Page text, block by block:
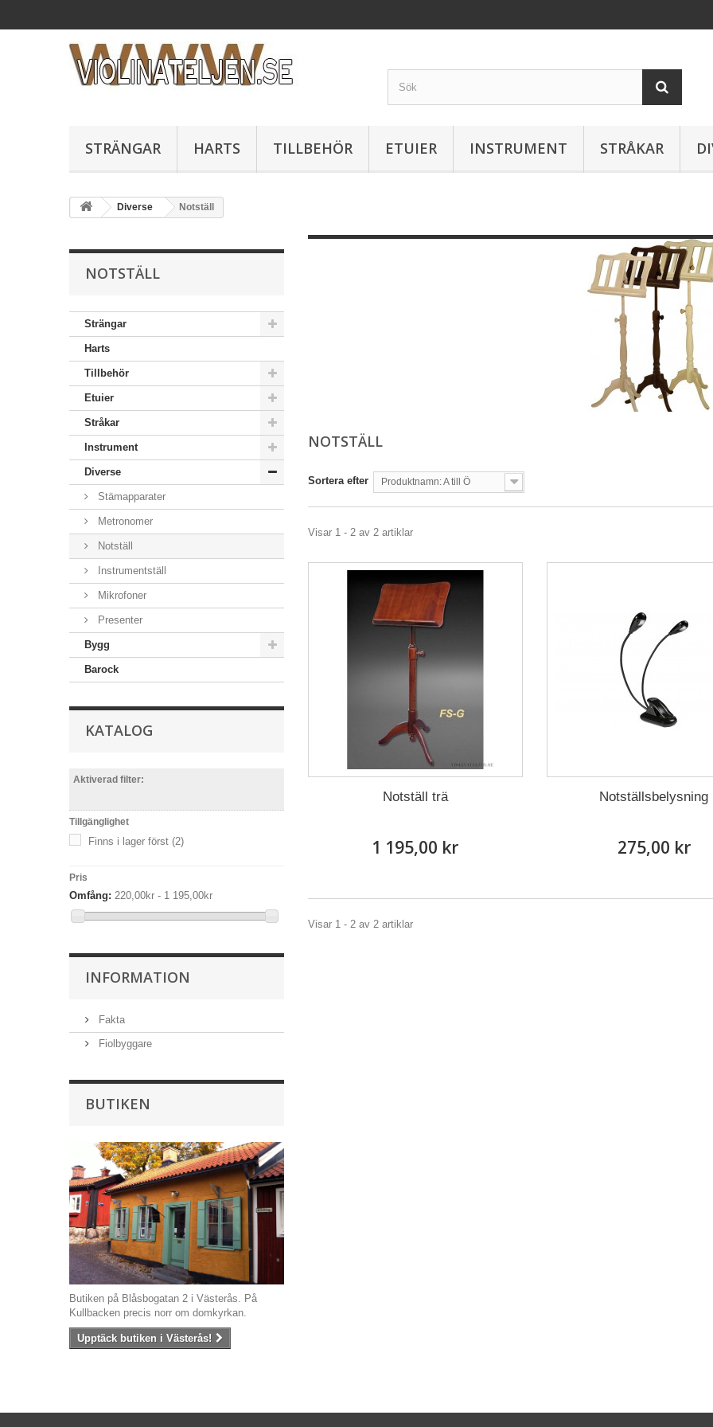
STRÄNGAR HARTS TILLBEHÖR ETUIER INSTRUMENT STRÅKAR
Diverse Notställ
NOTSTÄLL
Strängar
Harts
Tillbehör
Etuier
Stråkar
Instrument
Diverse
Stämapparater
Metronomer
Notställ
Instrumentställ
Mikrofoner
Presenter
Bygg
Barock
KATALOG
Aktiverad filter:
Tillgänglighet
Finns i lager först (2)
Pris
Omfång: 220,00kr - 1 195,00kr
INFORMATION
Fakta
Fiolbyggare
BUTIKEN
Butiken på Blåsbogatan 2 i Västerås. På
Kullbacken precis norr om domkyrkan.
Upptäck butiken i Västerås!
NOTSTÄLL
Sortera efter Produktnamn: A till Ö
Visar 1 - 2 av 2 artiklar
Notställ trä
1 195,00 kr
Notställsbelysning
275,00 kr
Visar 1 - 2 av 2 artiklar